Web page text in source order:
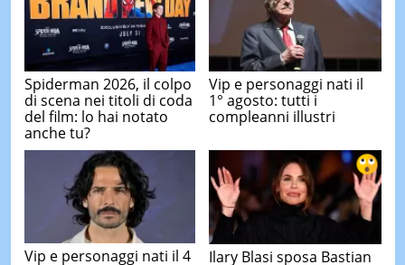
Spiderman 2026, il colpo
di scena nei titoli di coda
del film: lo hai notato
anche tu?
Vip e personaggi nati il
1° agosto: tutti i
compleanni illustri
Vip e personaggi nati il 4
Ilary Blasi sposa Bastian